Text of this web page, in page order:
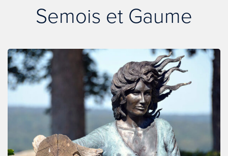
Semois et Gaume